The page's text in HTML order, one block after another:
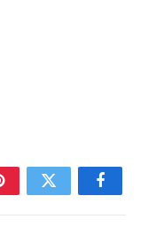
Facebook
Twitter